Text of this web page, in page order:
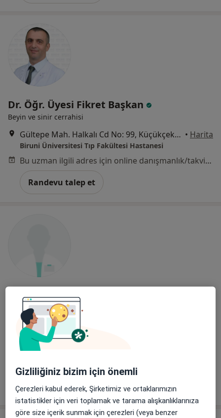
Dr. Öğr. Üyesi Fikret Başkan
Beyin ve sinir cerrahisi
Gültepe Mah. Halkalı Cd No: 99, Küçükçekmece • Harita
Biruni Üniversitesi Tıp Fakültesi Hastanesi
Bu uzman ilgili adres için online danışmanlık/takvim sunmuyor.
Randevu talep et
Op. Dr. İbrahim Tutkan
Beyin ve sinir cerrahisi
6 görüş
E-5 Harem Yolu Üzeri Koşuyolu, Kadıköy
İstanbul Medipol Koşuyolu Hastanesi
Randevu talep et
Gizliliğiniz bizim için önemli
Çerezleri kabul ederek, Şirketimiz ve ortaklarımızın
istatistikler için veri toplamak ve tarama alışkanlıklarınıza
göre size içerik sunmak için çerezleri (veya benzer